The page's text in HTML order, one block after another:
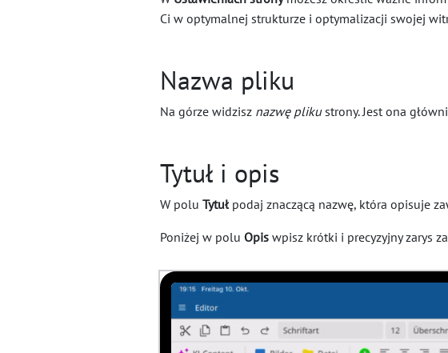
Ci w optymalnej strukturze i optymalizacji swojej
Nazwa pliku
Na górze widzisz nazwę plikustrony. Jest ona
Tytuł i opis
W polu Tytuł podaj znaczącą nazwę, która opisuje
Poniżej w polu Opis wpisz krótki i precyzyjny zarys